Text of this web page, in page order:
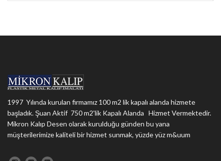
1997 Yılında kurulan firmamız 100 m2 lik kapalı alanda hizmete
başladık. Şuan Aktif 750 m2'lik Kapalı Alanda Hizmet Vermektedir.
Mikron Kalıp Desen olarak kurulduğu günden bu yana
müşterilerimize kaliteli bir hizmet sunmak, yüzde yüz m&uum